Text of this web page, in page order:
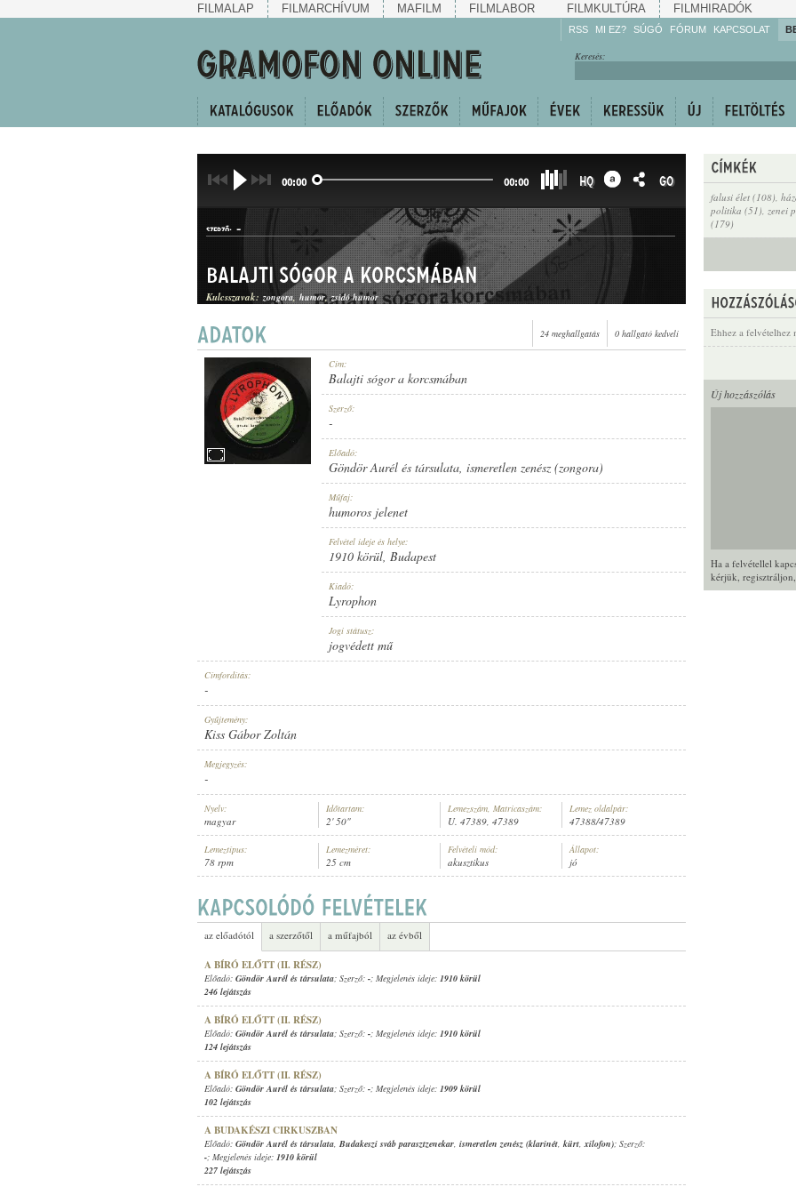
FILMALAP FILMARCHÍVUM MAFILM FILMLABOR FILMKULTÚRA FILMHIRADÓK
RSS MI EZ? SÚGÓ
Gyarapítsa!
FÓRUM KAPCSOLAT
Keresés:
falusi élet (108),
politika (51), zenei
(179)
Ehhez a felvételhez
Új hozzászólás
Ha a felvétellel
kérjük, regisztráljon
00:00 00:00 HQ GO
GÖNDÖR AURÉL ÉS TÁRSULATA,ISMERETLEN ZENÉSZ (ZONGORA)
SZERZŐ: -
HUMOROS JELENET
LEMEZSZÁM:
Balajti sógor a korcsmában
Kulcsszavak: zongora humor zsidó humor
24 meghallgatás 0 hallgató kedveli
Cím:
Balajti sógor a korcsmában
Szerző:
-
Előadó:
Göndör Aurél és társulata, ismeretlen zenész (zongora)
Műfaj:
humoros jelenet
Felvétel ideje és helye:
1910 körül, Budapest
Kiadó:
Lyrophon
Jogi státusz:
jogvédett mű
Címfordítás:
-
Gyűjtemény:
Kiss Gábor Zoltán
Megjegyzés:
-
Nyelv:
magyar
Időtartam:
2' 50"
Lemezszám, Matricaszám:
U. 47389, 47389
Lemez oldalpár:
47388/47389
Lemeztípus:
78 rpm
Lemezméret:
25 cm
Felvételi mód:
akusztikus
Állapot:
jó
az előadótól a szerzőtől a műfajból az évből
A BÍRÓ ELŐTT (II. RÉSZ)
Előadó: Göndör Aurél és társulata; Szerző: -; Megjelenés ideje: 1910 körül
246 lejátszás
A BÍRÓ ELŐTT (II. RÉSZ)
Előadó: Göndör Aurél és társulata; Szerző: -; Megjelenés ideje: 1910 körül
124 lejátszás
A BÍRÓ ELŐTT (II. RÉSZ)
Előadó: Göndör Aurél és társulata; Szerző: -; Megjelenés ideje: 1909 körül
102 lejátszás
A BUDAKÉSZI CIRKUSZBAN
Előadó: Göndör Aurél és társulata, Budakeszi sváb parasztzenekar, ismeretlen zenész (klarinét, kürt,xilofon); Szerző:
-; Megjelenés ideje: 1910 körül
227 lejátszás